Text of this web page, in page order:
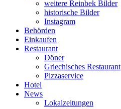
weitere Reinbek Bilder
historische Bilder
Instagram
Behörden
Einkaufen
Restaurant
Döner
Griechisches Restaurant
Pizzaservice
Hotel
News
Lokalzeitungen